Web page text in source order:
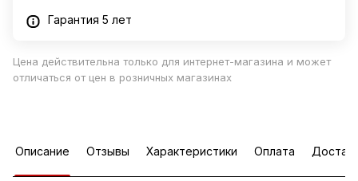
Гарантия 5 лет
Цена действительна только для интернет-магазина и может
отличаться от цен в розничных магазинах
Описание Отзывы Характеристики Оплата